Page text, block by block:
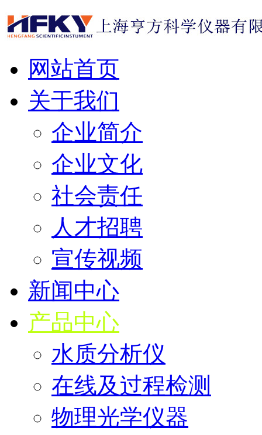
网站首页
关于我们
企业简介
企业文化
社会责任
人才招聘
宣传视频
新闻中心
产品中心
水质分析仪
在线及过程检测
物理光学仪器